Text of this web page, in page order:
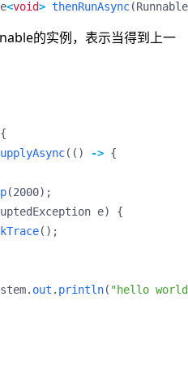
<void> thenRunAsync(Runnable
的实例，表示当得到上一
(() -> {
(2000);
e)
{
();
. out . println( "hello